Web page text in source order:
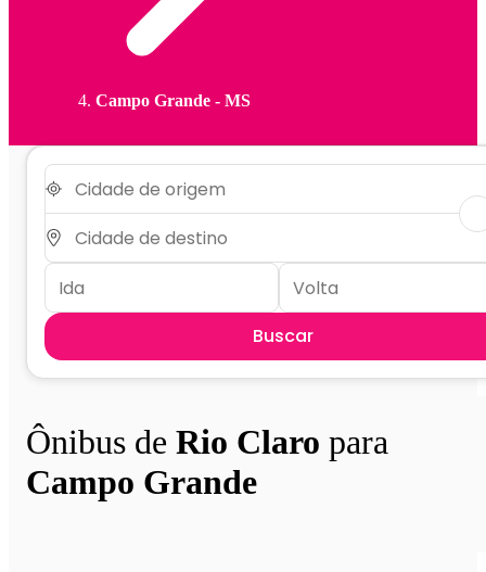
Campo Grande - MS
Buscar
Ônibus de Rio Claro para
Campo Grande